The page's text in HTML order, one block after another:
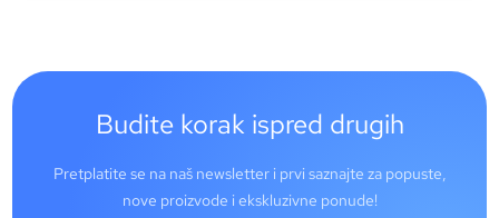
Budite korak ispred drugih
Pretplatite se na naš newsletter i prvi saznajte za popuste,
nove proizvode i ekskluzivne ponude!